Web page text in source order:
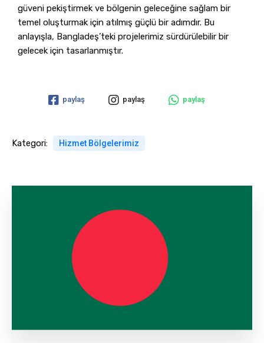
güveni pekiştirmek ve bölgenin geleceğine sağlam bir
temel oluşturmak için atılmış güçlü bir adımdır. Bu
anlayışla, Bangladeş’teki projelerimiz sürdürülebilir bir
gelecek için tasarlanmıştır.
paylaş paylaş paylaş
Kategori: Hizmet Bölgelerimiz